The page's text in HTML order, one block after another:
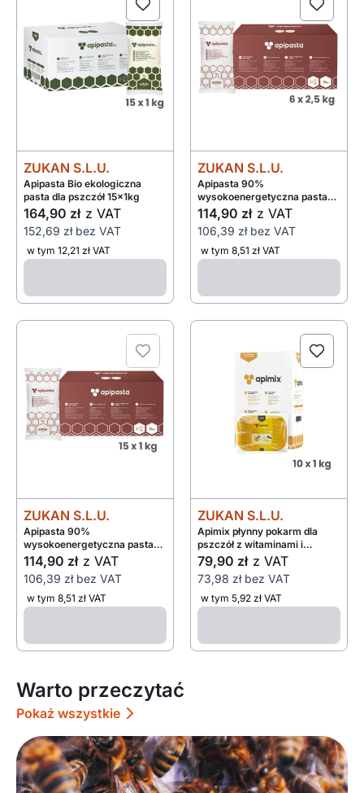
ZUKAN S.L.U.
Apipasta Bio ekologiczna
pasta dla pszczół 15x1kg
164,90 zł z VAT
152,69 zł bez VAT
w tym 12,21 zł VAT
ZUKAN S.L.U.
Apipasta 90%
wysokoenergetyczna pasta
dla pszczół 6x2,5kg
114,90 zł z VAT
106,39 zł bez VAT
w tym 8,51 zł VAT
ZUKAN S.L.U.
Apipasta 90%
wysokoenergetyczna pasta
dla pszczół 15x1kg
114,90 zł z VAT
106,39 zł bez VAT
w tym 8,51 zł VAT
ZUKAN S.L.U.
Apimix płynny pokarm dla
pszczół z witaminami i
aminokwasami 10x1kg
79,90 zł z VAT
73,98 zł bez VAT
w tym 5,92 zł VAT
Warto przeczytać
Pokaż wszystkie